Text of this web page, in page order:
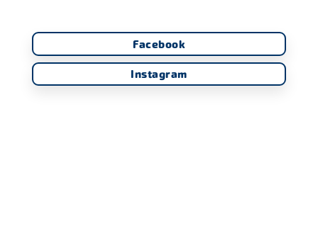
Facebook
Instagram